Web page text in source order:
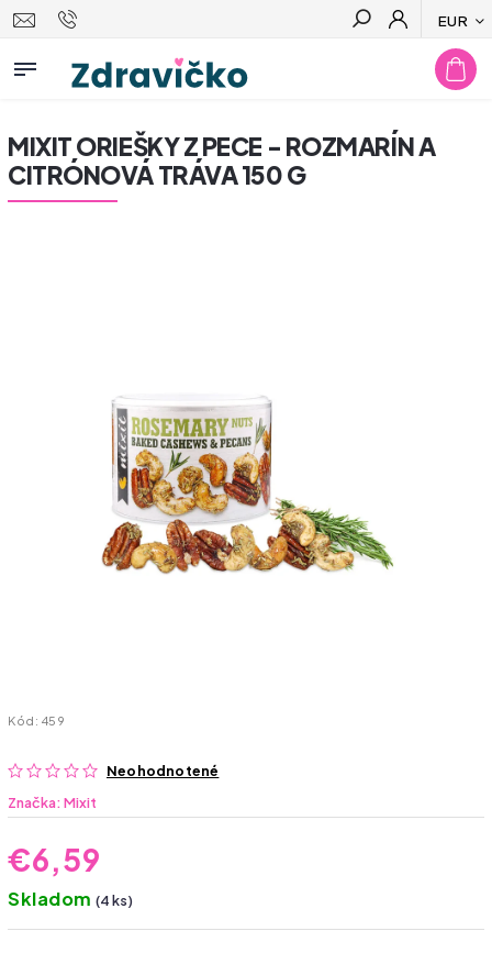
EUR
Hľadať
MIXIT ORIEŠKY Z PECE - ROZMARÍN A
CITRÓNOVÁ TRÁVA 150 G
Kód: 459
Neohodnotené
Značka:Mixit
€6,59
Skladom (4 ks)